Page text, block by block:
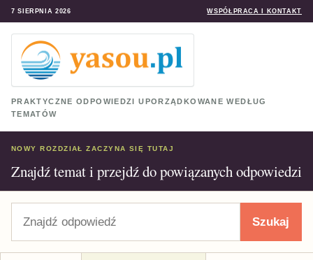
7 SIERPNIA 2026 WSPÓŁPRACA I KONTAKT
PRAKTYCZNE ODPOWIEDZI UPORZĄDKOWANE WEDŁUG
TEMATÓW
NOWY ROZDZIAŁ ZACZYNA SIĘ TUTAJ
Znajdź temat i przejdź do powiązanych odpowiedzi
Szukaj